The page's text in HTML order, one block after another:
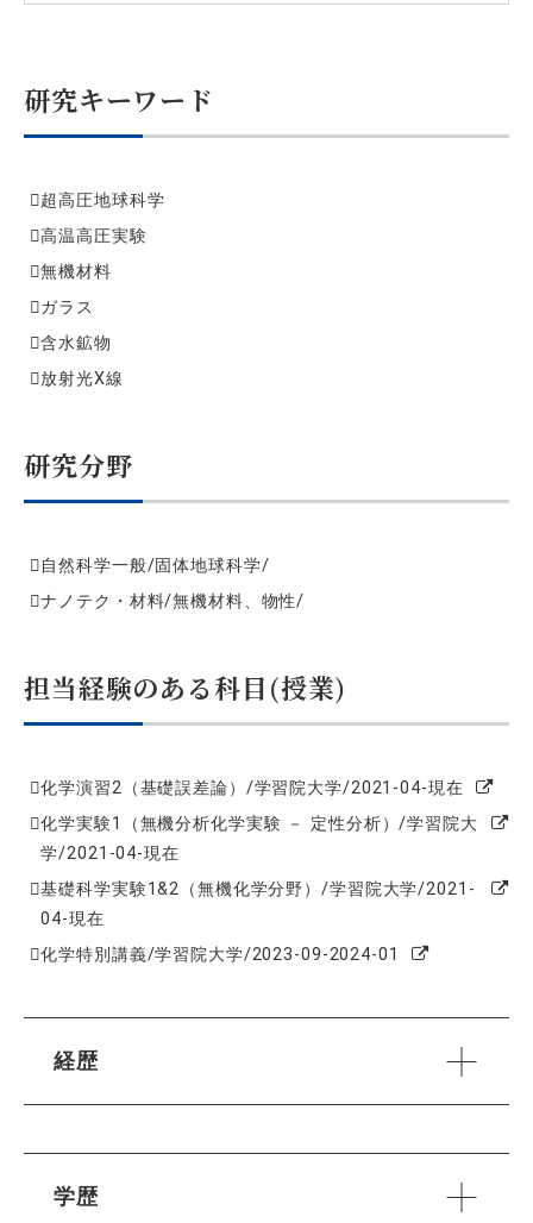
研究キーワード
超高圧地球科学
高温高圧実験
無機材料
ガラス
含水鉱物
放射光X線
研究分野
自然科学一般/固体地球科学/
ナノテク・材料/無機材料、物性/
担当経験のある科目(授業)
化学演習2（基礎誤差論）/学習院大学/2021-04-現在
化学実験1（無機分析化学実験 － 定性分析）/学習院大
学/2021-04-現在
基礎科学実験1&2（無機化学分野）/学習院大学/2021-
04-現在
化学特別講義/学習院大学/2023-09-2024-01
経歴
学歴